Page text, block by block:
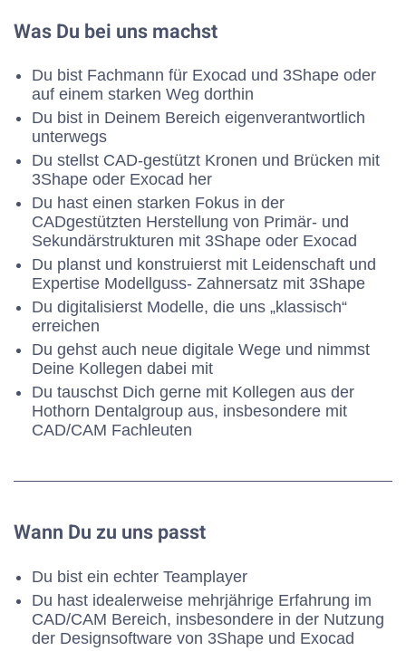
Was Du bei uns machst
Du bist Fachmann für Exocad und 3Shape oder
auf einem starken Weg dorthin
Du bist in Deinem Bereich eigenverantwortlich
unterwegs
Du stellst CAD-gestützt Kronen und Brücken mit
3Shape oder Exocad her
Du hast einen starken Fokus in der
CADgestützten Herstellung von Primär- und
Sekundärstrukturen mit 3Shape oder Exocad
Du planst und konstruierst mit Leidenschaft und
Expertise Modellguss- Zahnersatz mit 3Shape
Du digitalisierst Modelle, die uns „klassisch“
erreichen
Du gehst auch neue digitale Wege und nimmst
Deine Kollegen dabei mit
Du tauschst Dich gerne mit Kollegen aus der
Hothorn Dentalgroup aus, insbesondere mit
CAD/CAM Fachleuten
Wann Du zu uns passt
Du bist ein echter Teamplayer
Du hast idealerweise mehrjährige Erfahrung im
CAD/CAM Bereich, insbesondere in der Nutzung
der Designsoftware von 3Shape und Exocad